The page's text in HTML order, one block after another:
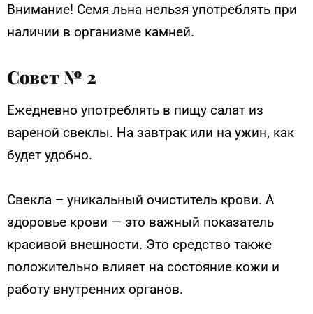
Внимание! Семя льна нельзя употреблять при
наличии в организме камней.
Совет № 2
Ежедневно употреблять в пищу салат из
вареной свеклы. На завтрак или на ужин, как
будет удобно.
Свекла – уникальный очиститель крови. А
здоровье крови — это важный показатель
красивой внешности. Это средство также
положительно влияет на состояние кожи и
работу внутренних органов.